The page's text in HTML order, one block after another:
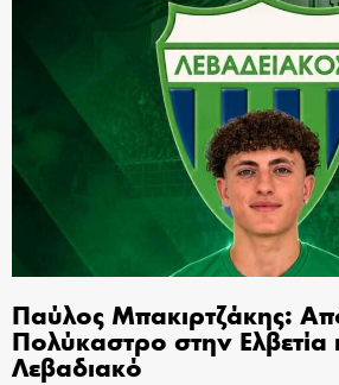
Παύλος Μπακιρτζάκης:
Πολύκαστρο στην
Λεβαδιακό